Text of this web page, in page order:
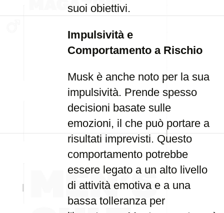
suoi obiettivi.
Impulsività e
Comportamento a Rischio
Musk è anche noto per la sua
impulsività. Prende spesso
decisioni basate sulle
emozioni, il che può portare a
risultati imprevisti. Questo
comportamento potrebbe
essere legato a un alto livello
di attività emotiva e a una
bassa tolleranza per